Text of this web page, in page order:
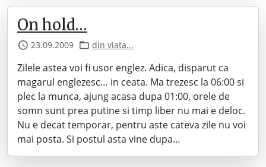
On hold…
23.09.2009 din viata...
Zilele astea voi fi usor englez. Adica, disparut ca
magarul englezesc… in ceata. Ma trezesc la 06:00 si
plec la munca, ajung acasa dupa 01:00, orele de
somn sunt prea putine si timp liber nu mai e deloc.
Nu e decat temporar, pentru aste cateva zile nu voi
mai posta. Si postul asta vine dupa…